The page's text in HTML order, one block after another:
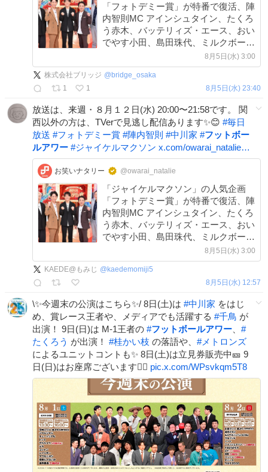
「フォトデミー賞」が特番で復活、陣
内智則MC アインシュタイン、たくろ
う赤木、バッテリィズ・エース、おい
でやす小田、島田珠代、ミルクボーイ
ら出場 natalie.mu/owarai/news/68…
8月5日(水) 3:00
株式会社ブリッジ @bridge_osaka
1
1 8月5日(水) 23:40
放送は、来週・８月１２日(水) 20:00〜21:58です。 関
西以外の方は、TVerで見逃し配信あります✨️😊 #毎日
放送 #フォトデミー賞 #陣内智則 #中川家 #フットボー
ルアワー #ジャイケルマクソン x.com/owarai_natalie…
お笑いナタリー @owarai_natalie
「ジャイケルマクソン」の人気企画
「フォトデミー賞」が特番で復活、陣
内智則MC アインシュタイン、たくろ
う赤木、バッテリィズ・エース、おい
でやす小田、島田珠代、ミルクボーイ
ら出場 natalie.mu/owarai/news/68…
8月5日(水) 3:00
KAEDE@もみじ @ kaedemomiji5
8月5日(水) 12:57
\✨️今週末の公演はこちら✨/ 8日(土)は #中川家 をはじ
め、賞レース王者や、メディアでも活躍する #千鳥 が
出演！ 9日(日)は M-1王者の #フットボールアワー
#
たくろう が出演！ #桂かい枝 の落語や、 #メトロンズ
によるユニットコントも✨ 8日(土)は立見券販売中🎫 9
日(日)はお座席ございます🙆‍♀️ pic.x.com/WPsvkqm5T8